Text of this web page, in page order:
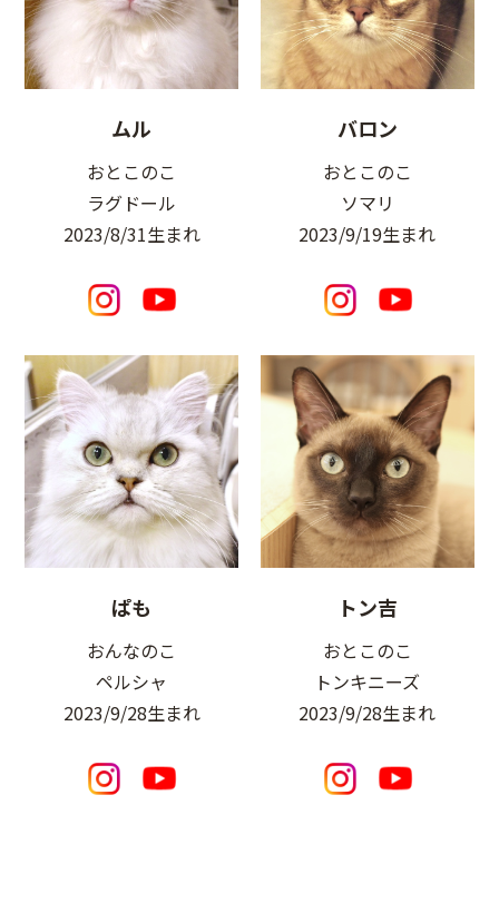
ムル
おとこのこ
ラグドール
2023/8/31生まれ
バロン
おとこのこ
ソマリ
2023/9/19生まれ
ぱも
おんなのこ
ペルシャ
2023/9/28生まれ
トン吉
おとこのこ
トンキニーズ
2023/9/28生まれ